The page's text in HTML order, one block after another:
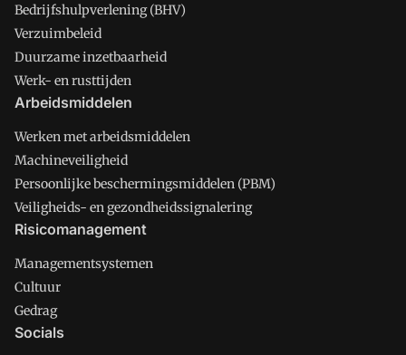
Bedrijfshulpverlening (BHV)
Verzuimbeleid
Duurzame inzetbaarheid
Werk- en rusttijden
Arbeidsmiddelen
Werken met arbeidsmiddelen
Machineveiligheid
Persoonlijke beschermingsmiddelen (PBM)
Veiligheids- en gezondheidssignalering
Risicomanagement
Managementsystemen
Cultuur
Gedrag
Socials